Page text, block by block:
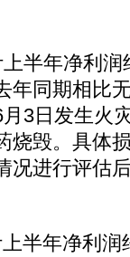
年净利润
年同期相比
3日发生火
烧毁。具体
况进行评估
年净利润